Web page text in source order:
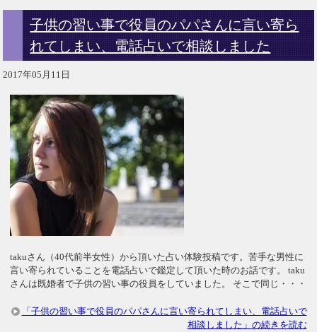
子供の習い事で役員のパパさんに言い寄ら
れてしまい、電話占いで相談しました
2017年05月11日
takuさん（40代前半女性）から頂いた占い体験投稿です。苦手な男性に
言い寄られていることを電話占いで鑑定して頂いた時のお話です。 taku
さんは既婚者で子供の習い事の役員をしていました。 そこで同じ・・・
「子供の習い事で役員のパパさんに言い寄られてしまい、電話占いで
相談しました」の続きを読む